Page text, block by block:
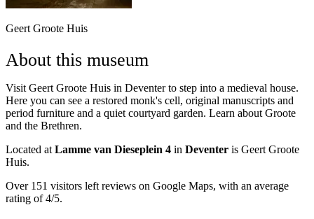
Geert Groote Huis
About this museum
Visit Geert Groote Huis in Deventer to step into a medieval house.
Here you can see a restored monk's cell, original manuscripts and
period furniture and a quiet courtyard garden. Learn about Groote
and the Brethren.
Located at Lamme van Dieseplein 4 in Deventer is Geert Groote
Huis.
Over 151 visitors left reviews on Google Maps, with an average
rating of 4/5.